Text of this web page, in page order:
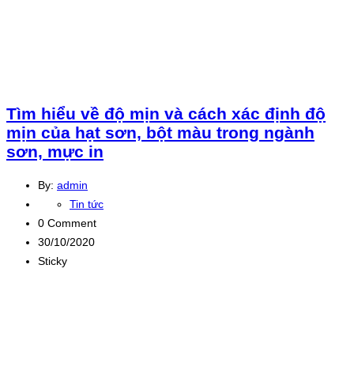
Tìm hiểu về độ mịn và cách xác định độ
mịn của hạt sơn, bột màu trong ngành
sơn, mực in
By: admin
Tin tức
0 Comment
30/10/2020
Sticky